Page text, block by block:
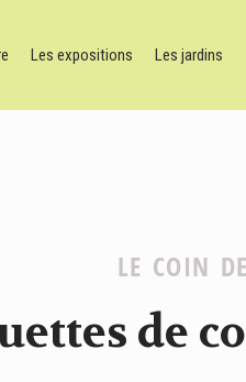
Les expositions Les jardins
LE COIN
de